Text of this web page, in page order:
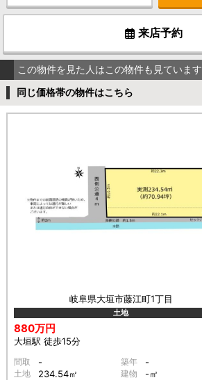
来店予約
この物件を見た人はこの物件も見ています
同じ価格帯の物件はこちら
岐阜県大垣市藤江町1丁目
土地
880万円
大垣駅 徒歩15分
間取 - 築年 -
土地 234.54㎡ 建物 -㎡